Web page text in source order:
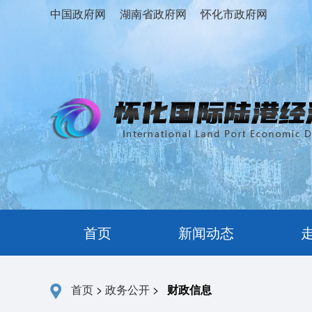
中国政府网 湖南省政府网 怀化市政府网
首页 新闻动态
首页 > 政务公开 > 财政信息